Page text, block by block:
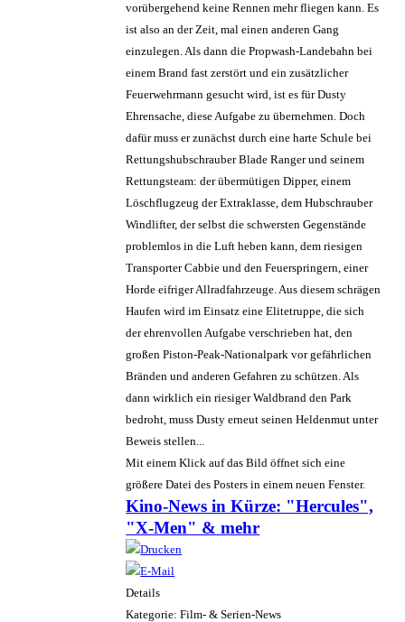
vorübergehend keine Rennen mehr fliegen kann. Es
ist also an der Zeit, mal einen anderen Gang
einzulegen. Als dann die Propwash-Landebahn bei
einem Brand fast zerstört und ein zusätzlicher
Feuerwehrmann gesucht wird, ist es für Dusty
Ehrensache, diese Aufgabe zu übernehmen. Doch
dafür muss er zunächst durch eine harte Schule bei
Rettungshubschrauber Blade Ranger und seinem
Rettungsteam: der übermütigen Dipper, einem
Löschflugzeug der Extraklasse, dem Hubschrauber
Windlifter, der selbst die schwersten Gegenstände
problemlos in die Luft heben kann, dem riesigen
Transporter Cabbie und den Feuerspringern, einer
Horde eifriger Allradfahrzeuge. Aus diesem schrägen
Haufen wird im Einsatz eine Elitetruppe, die sich
der ehrenvollen Aufgabe verschrieben hat, den
großen Piston-Peak-Nationalpark vor gefährlichen
Bränden und anderen Gefahren zu schützen. Als
dann wirklich ein riesiger Waldbrand den Park
bedroht, muss Dusty erneut seinen Heldenmut unter
Beweis stellen...
Mit einem Klick auf das Bild öffnet sich eine
größere Datei des Posters in einem neuen Fenster.
Kino-News in Kürze: "Hercules",
"X-Men" & mehr
Details
Kategorie: Film- & Serien-News